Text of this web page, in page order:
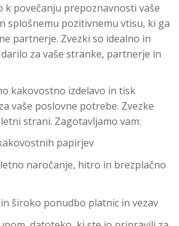
k povečanju prepoznavnosti vaše
splošnemu pozitivnemu vtisu, ki ga
partnerje. Zvezki so idealno in
za vaše stranke, partnerje in
kakovostno izdelavo in tisk
vaše poslovne potrebe. Zvezke
strani. Zagotavljamo vam:
papirjev
naročanje, hitro in brezplačno
široko ponudbo platnic in vezav